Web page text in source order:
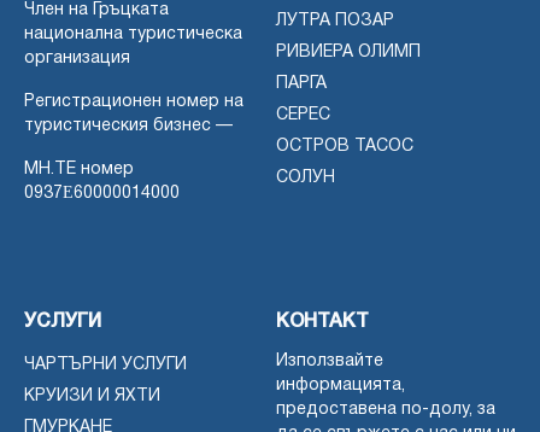
Член на Гръцката
национална туристическа
организация
Регистрационен номер на
туристическия бизнес —
MH.TE номер
0937Ε60000014000
ЛУТРА ПОЗАР
РИВИЕРА ОЛИМП
ПАРГА
СЕРЕС
ОСТРОВ ТАСОС
СОЛУН
УСЛУГИ
ЧАРТЪРНИ УСЛУГИ
КРУИЗИ И ЯХТИ
ГМУРКАНЕ
КОНТАКТ
Използвайте
информацията,
предоставена по-долу, за